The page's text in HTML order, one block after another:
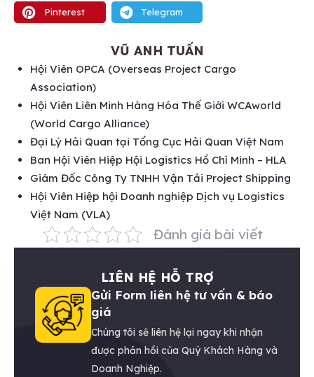
Pinterest Telegram
VŨ ANH TUẤN
Hội Viên OPCA (Overseas Project Cargo
Association)
Hội Viên Liên Minh Hàng Hóa Thế Giới WCAworld
(World Cargo Alliance)
Đại Lý Hải Quan tại Tổng Cục Hải Quan Việt Nam
Ban Hội Viên Hiệp Hội Logistics Hồ Chí Minh – HLA
Giám Đốc Công Ty TNHH Vận Tải Project Shipping
Hội Viên Hiệp hội Doanh nghiệp Dịch vụ Logistics
Việt Nam (VLA)
Đánh giá bài viết
LIÊN HỆ HỖ TRỢ
Gửi Form liên hệ tư vấn & báo
giá
Chúng tôi sẽ liên hệ lại ngay khi nhận
được phản hồi của Quý Khách Hàng và
Doanh Nghiệp.